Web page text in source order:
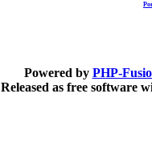
Powered by PHP-
Released as free software